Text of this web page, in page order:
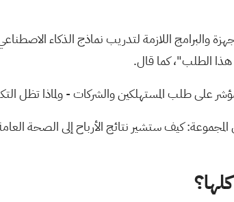
والبرامج اللازمة لتدريب نماذج الذكاء
هذا الطلب"، كما قال.
على طلب المستهلكين والشركات - ولماذا تظل